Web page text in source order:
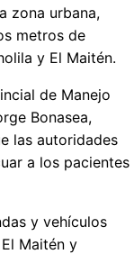
zona urbana,
metros de
y El Maitén.
de Manejo
Bonasea,
las autoridades
a los pacientes
y vehículos
Maitén y